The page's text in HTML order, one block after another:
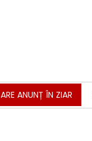
ANUNȚ ÎN ZIAR